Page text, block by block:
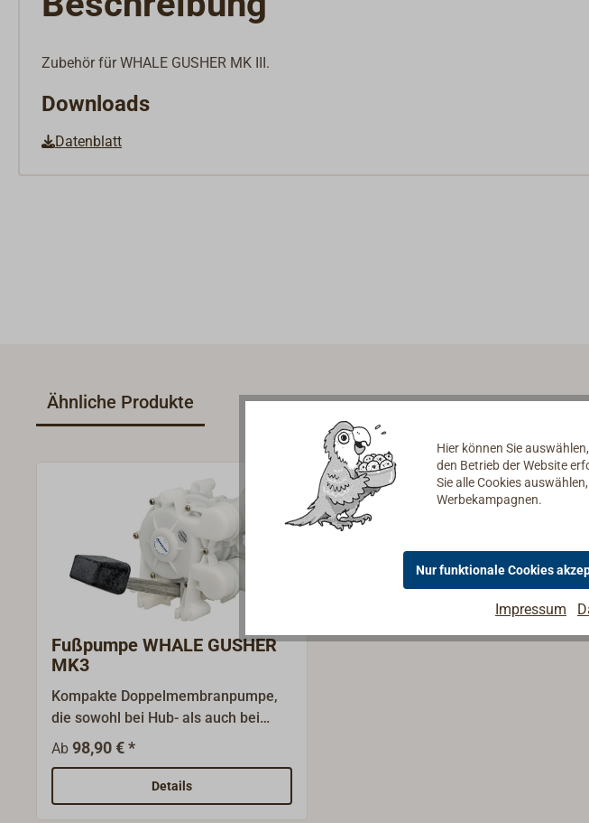
Zubehör für WHALE GUSHER MK III.
Downloads
Datenblatt
Ähnliche Produkte
Fußpumpe WHALE GUSHER
MK3
Kompakte Doppelmembranpumpe,
die sowohl bei Hub- als auch bei
Druckbewegung
fördert.Schlauchanschlüsse sind
variabel verstellbar.Auch für
Salzwasser geeignet,
Ab 98,90 € *
Details
Hier können Sie
den Betrieb der Website
Sie alle Cookies
Werbekampagnen.
Nur funktionale Cookies
Impressum